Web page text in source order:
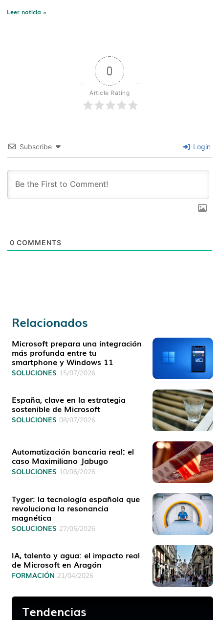
Leer noticia »
0
Article Rating
Subscribe Login
0 COMMENTS
Relacionados
Microsoft prepara una integración
más profunda entre tu
smartphone y Windows 11
SOLUCIONES 15/07/2026
España, clave en la estrategia
sostenible de Microsoft
SOLUCIONES 08/07/2026
Automatización bancaria real: el
caso Maximiliano Jabugo
SOLUCIONES 10/06/2026
Tyger: la tecnología española que
revoluciona la resonancia
magnética
SOLUCIONES 27/05/2026
IA, talento y agua: el impacto real
de Microsoft en Aragón
FORMACIÓN 21/04/2026
Tendencias